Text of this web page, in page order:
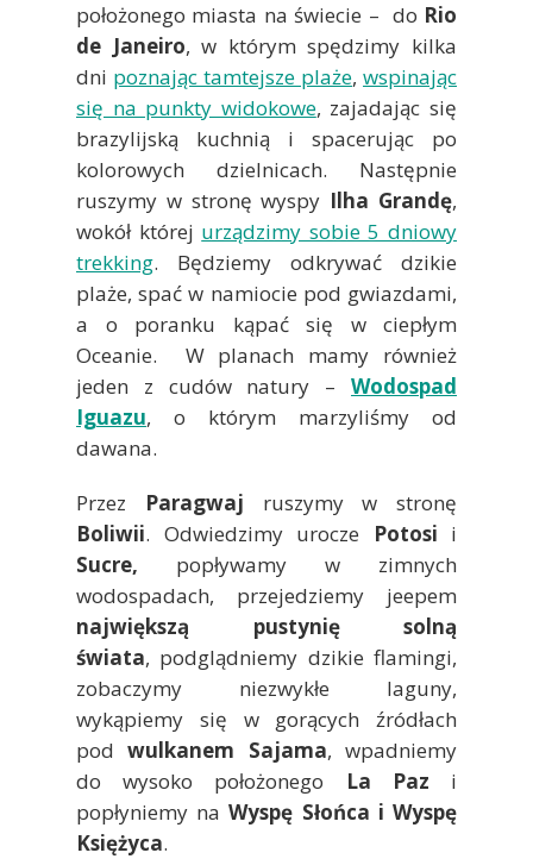
położonego miasta na świecie – do Rio
de Janeiro, w którym spędzimy kilka
dni poznając tamtejsze plaże, wspinając
się na punkty widokowe, zajadając się
brazylijską kuchnią i spacerując po
kolorowych dzielnicach. Następnie
ruszymy w stronę wyspy Ilha Grandę,
wokół której urządzimy sobie 5 dniowy
trekking. Będziemy odkrywać dzikie
plaże, spać w namiocie pod gwiazdami,
a o poranku kąpać się w ciepłym
Oceanie. W planach mamy również
jeden z cudów natury – Wodospad
Iguazu, o którym marzyliśmy od
dawana.
Przez Paragwaj ruszymy w stronę
Boliwii. Odwiedzimy urocze Potosi i
Sucre, popływamy w zimnych
wodospadach, przejedziemy jeepem
największą pustynię solną
świata, podglądniemy dzikie flamingi,
zobaczymy niezwykłe laguny,
wykąpiemy się w gorących źródłach
podwulkanem Sajama, wpadniemy
do wysoko położonego
La Paz i
popłyniemy naWyspę Słońca i Wyspę
Księżyca.